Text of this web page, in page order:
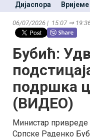
Дијаспора
Вријеме
06/07/2026 | 15:07 ⇒
Бубић:
подршка
(ВИДЕО)
Министар
Српске Раденко